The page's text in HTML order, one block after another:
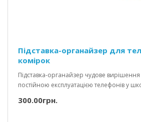
Підставка-органайзер для
комірок
Підставка-органайзер чудове
постійною експлуатацією телефонів у
300.00грн.